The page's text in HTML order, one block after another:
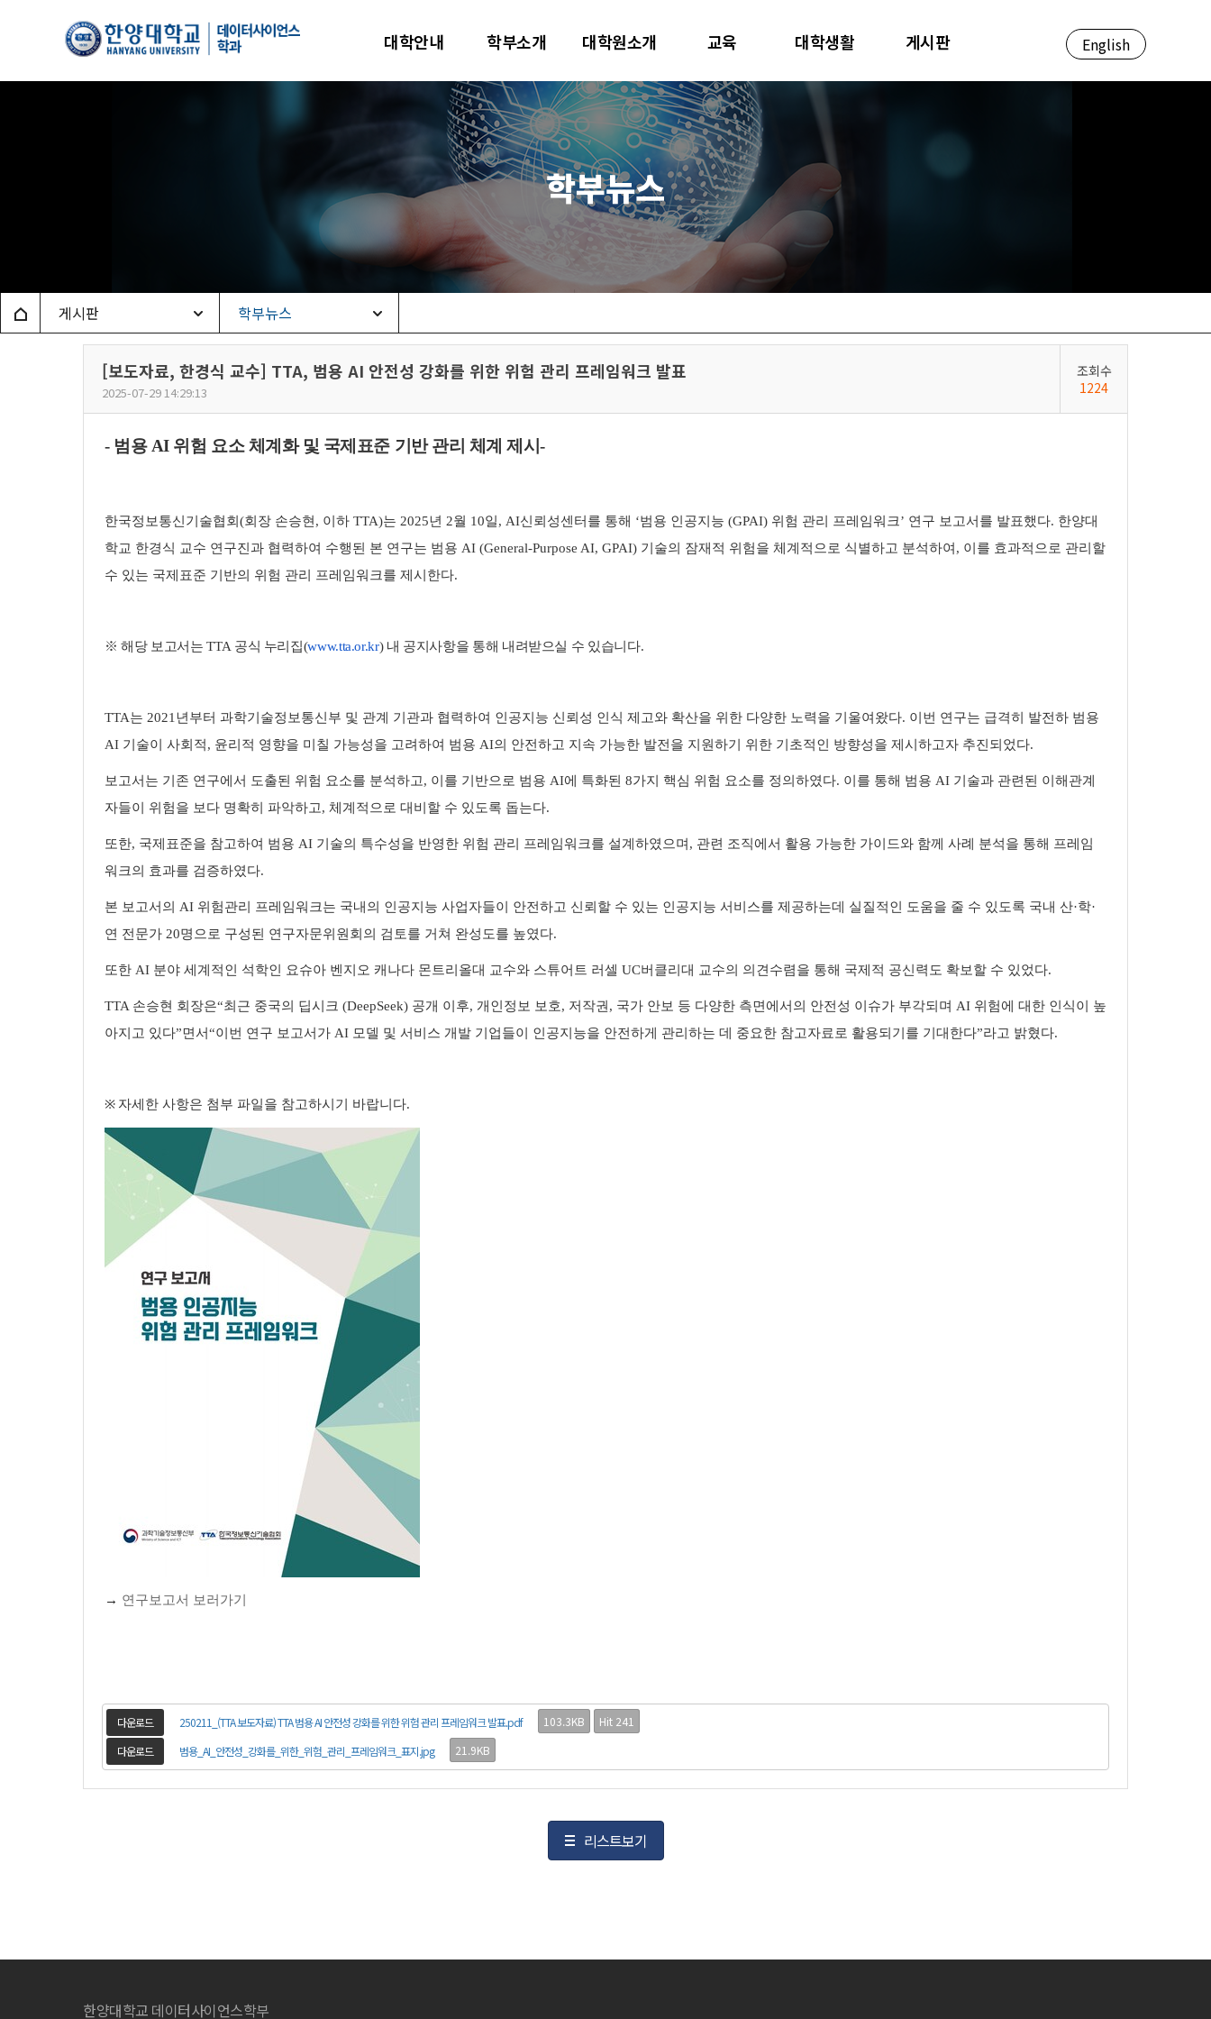
한양대학교
대학안내 학부소개 대학원소개 교육 대학생활 게시판 English
학부뉴스
Home 게시판 학부뉴스
[보도자료, 한경식 교수] TTA, 범용 AI 안전성 강화를 위한 위험 관리 프레임워크 발표
2025-07-29 14:29:13
조회수
1224
- 범용 AI 위험 요소 체계화 및 국제표준 기반 관리 체계 제시-
한국정보통신기술협회 (회장 손승현 , 이하 TTA)는 2025년 2월 10일, AI신뢰성센터를 통해 ‘범용 인공지능 (GPAI) 위험 관리 프레임워크’ 연구 보고서를 발표했다. 한양대
학교 한경식 교수 연구진과 협력하여 수행된 본 연구는 범용 AI (General-Purpose AI, GPAI) 기술의 잠재적 위험을 체계적으로 식별하고 분석하여 , 이를 효과적으로 관리할
수 있는 국제표준 기반의 위험 관리 프레임워크를 제시한다.
※ 해당 보고서는 TTA 공식 누리집(www.tta.or.kr) 내 공지사항을 통해 내려받으실 수 있습니다.
TTA는 2021 년부터 과학기술정보통신부 및 관계 기관과 협력하여 인공지능 신뢰성 인식 제고와 확산을 위한 다양한 노력을 기울여왔다. 이번 연구는 급격히 발전하 범용
AI 기술이 사회적, 윤리적 영향을 미칠 가능성을 고려하여 범용 AI의 안전하고 지속 가능한 발전을 지원하기 위한 기초적인 방향성을 제시하고자 추진되었다.
보고서는 기존 연구에서 도출된 위험 요소를 분석하고, 이를 기반으로 범용 AI에 특화된 8가지 핵심 위험 요소를 정의하였다. 이를 통해 범용 AI 기술과 관련된 이해관계
자들이 위험을 보다 명확히 파악하고, 체계적으로 대비할 수 있도록 돕는다.
또한, 국제표준을 참고하여 범용 AI 기술의 특수성을 반영한 위험 관리 프레임워크를 설계하였으며 , 관련 조직에서 활용 가능한 가이드와 함께 사례 분석을 통해 프레임
워크의 효과를 검증하였다.
본 보고서의 AI 위험관리 프레임워크는 국내의 인공지능 사업자들이 안전하고 신뢰할 수 있는 인공지능 서비스를 제공하는데 실질적인 도움을 줄 수 있도록 국내 산·학·
연 전문가 20명으로 구성된 연구자문위원회의 검토를 거쳐 완성도를 높였다.
또한 AI 분야 세계적인 석학인 요슈아 벤지오 캐나다 몬트리올대 교수와 스튜어트 러셀 UC버클리대 교수의 의견수렴을 통해 국제적 공신력도 확보할 수 있었다.
TTA 손승현 회장은“최근 중국의 딥시크 (DeepSeek) 공개 이후, 개인정보 보호, 저작권 , 국가 안보 등 다양한 측면에서의 안전성 이슈가 부각되며 AI 위험에 대한 인식이 높
아지고 있다”면서“이번 연구 보고서가 AI 모델 및 서비스 개발 기업들이 인공지능을 안전하게 관리하는 데 중요한 참고자료로 활용되기를 기대한다”라고 밝혔다.
※ 자세한 사항은 첨부 파일을 참고하시기 바랍니다.
→ 연구보고서 보러가기
다운로드 250211_(TTA 보도자료) TTA 범용 AI 안전성 강화를 위한 위험 관리 프레임워크 발표.pdf 103.3KB
Hit 241
다운로드
범용_AI_안전성_강화를_위한_위험_관리_프레임워크_표지.jpg 21.9KB
리스트보기
한양대학교 데이터사이언스학부